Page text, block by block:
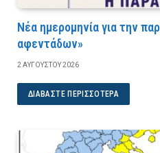
Νέα ημερομηνία για την
αφεντάδων»
2 ΑΥΓΟΎΣΤΟΥ 2026
ΔΙΑΒΆΣΤΕ ΠΕΡΙΣΣΌΤΕΡΑ